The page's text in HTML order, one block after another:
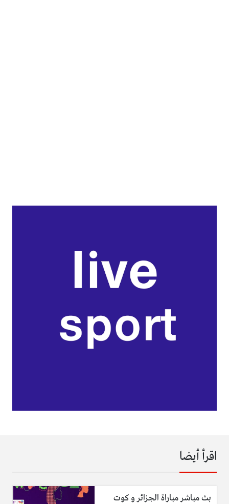
اقرأ أيضا
بث مباشر مباراة الجزائر و كوت